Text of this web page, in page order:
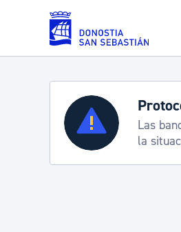
Saltar al contenido principal
Servicios
Padrón y asuntos
Las
la